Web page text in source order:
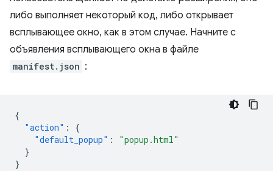
либо выполняет некоторый код, либо открывает
всплывающее окно, как в этом случае. Начните с
объявления всплывающего окна в файле
manifest.json :
{
"action" :
{
"default_popup" :
"popup.html"
}
}